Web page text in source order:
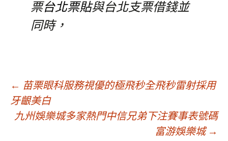
票台北票貼與台北支票借錢並
同時，
文
章
← 苗栗眼科服務視優的極飛秒全飛秒雷射採用
牙齦美白
九州娛樂城多家熱門中信兄弟下注賽事表號碼
富游娛樂城 →